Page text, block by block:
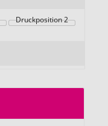
Druckposition 2